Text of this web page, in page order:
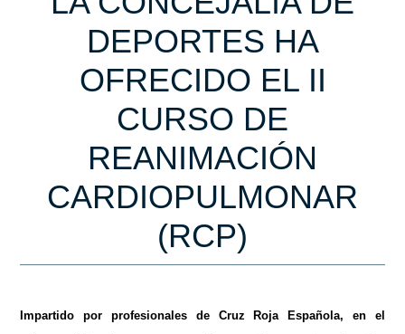
DEPORTES HA
OFRECIDO EL II
CURSO DE
REANIMACIÓN
CARDIOPULMONAR
(RCP)
Impartido por profesionales de Cruz Roja Española, en el